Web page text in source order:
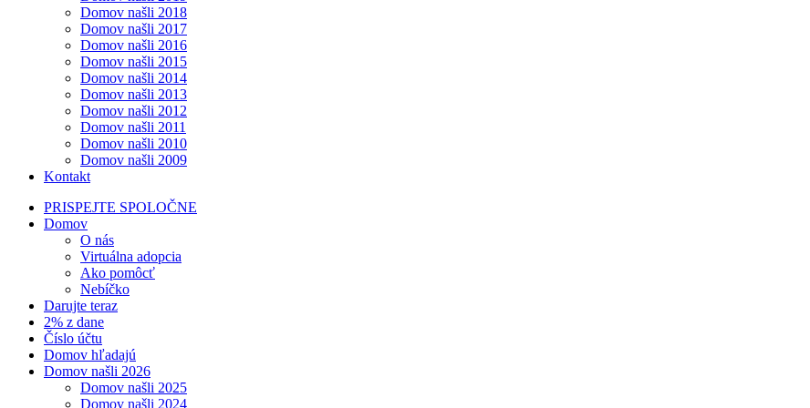
Domov našli 2018
Domov našli 2017
Domov našli 2016
Domov našli 2015
Domov našli 2014
Domov našli 2013
Domov našli 2012
Domov našli 2011
Domov našli 2010
Domov našli 2009
Kontakt
PRISPEJTE SPOLOČNE
Domov
O nás
Virtuálna adopcia
Ako pomôcť
Nebíčko
Darujte teraz
2% z dane
Číslo účtu
Domov hľadajú
Domov našli 2026
Domov našli 2025
Domov našli 2024